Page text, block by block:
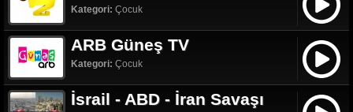
Kategori: Çocuk
ARB Güneş TV
Kategori: Çocuk
İsrail - ABD - İran Savaşı